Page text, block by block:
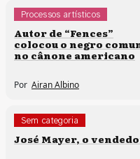
Processos artísticos
Sem categoria
Autor de “Fences”
colocou o negro
no cânone americano
Por Airan Albino
Sem categoria
José Mayer, o